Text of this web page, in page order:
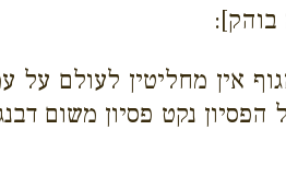
אין מחליטין לעולם על
נקט פסיון משום